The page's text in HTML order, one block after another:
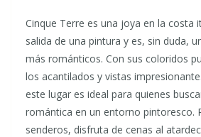
Cinque Terre es una joya en la costa
salida de una pintura y es, sin duda,
más románticos. Con sus coloridos
los acantilados y vistas
este lugar es ideal para quienes
romántica en un entorno pintoresco.
senderos, disfruta de cenas al